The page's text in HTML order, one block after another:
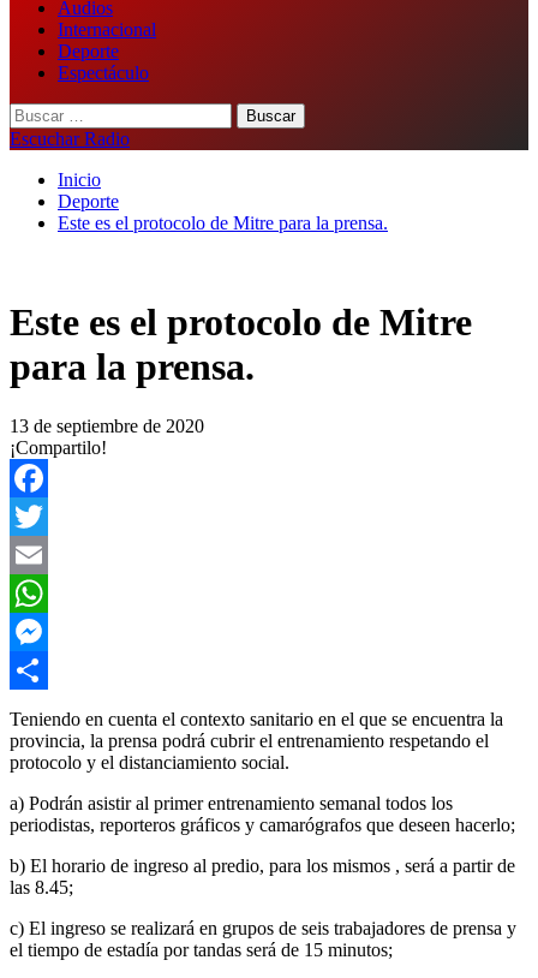
Audios
Internacional
Deporte
Espectáculo
Buscar:
Escuchar Radio
Inicio
Deporte
Este es el protocolo de Mitre para la prensa.
Este es el protocolo de Mitre
para la prensa.
13 de septiembre de 2020
¡Compartilo!
Facebook
Twitter
Email
WhatsApp
Messenger
Compartir
Teniendo en cuenta el contexto sanitario en el que se encuentra la
provincia, la prensa podrá cubrir el entrenamiento respetando el
protocolo y el distanciamiento social.
a) Podrán asistir al primer entrenamiento semanal todos los
periodistas, reporteros gráficos y camarógrafos que deseen hacerlo;
b) El horario de ingreso al predio, para los mismos , será a partir de
las 8.45;
c) El ingreso se realizará en grupos de seis trabajadores de prensa y
el tiempo de estadía por tandas será de 15 minutos;